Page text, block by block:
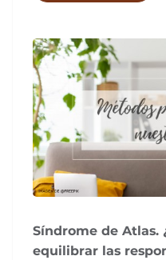
Síndrome de Atlas.
equilibrar las